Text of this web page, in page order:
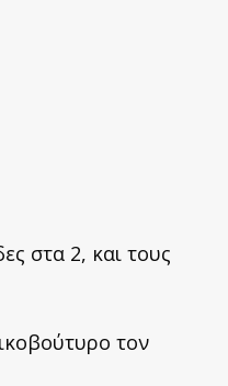
στα 2, και τους
τον